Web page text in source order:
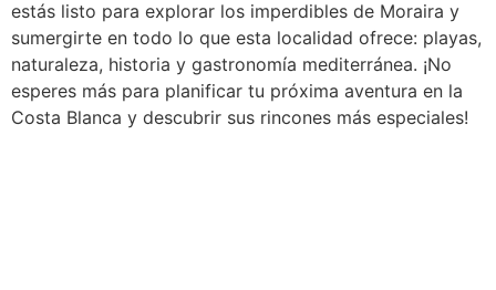
estás listo para explorar los imperdibles de Moraira y
sumergirte en todo lo que esta localidad ofrece: playas,
naturaleza, historia y gastronomía mediterránea. ¡No
esperes más para planificar tu próxima aventura en la
Costa Blanca y descubrir sus rincones más especiales!